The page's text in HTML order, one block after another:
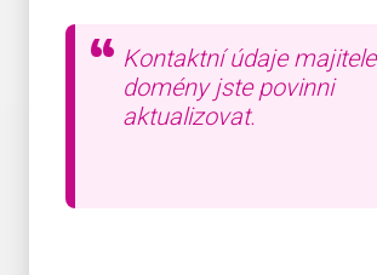
Kontaktní údaje majitele
domény jste povinni
aktualizovat.